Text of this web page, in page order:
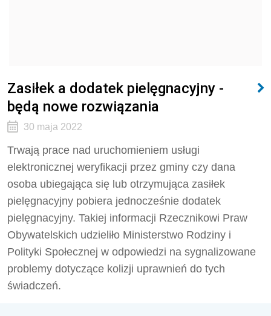
Zasiłek a dodatek pielęgnacyjny -
będą nowe rozwiązania
30 maja 2022
Trwają prace nad uruchomieniem usługi
elektronicznej weryfikacji przez gminy czy dana
osoba ubiegająca się lub otrzymująca zasiłek
pielęgnacyjny pobiera jednocześnie dodatek
pielęgnacyjny. Takiej informacji Rzecznikowi Praw
Obywatelskich udzieliło Ministerstwo Rodziny i
Polityki Społecznej w odpowiedzi na sygnalizowane
problemy dotyczące kolizji uprawnień do tych
świadczeń.